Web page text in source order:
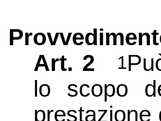
Art. 2
1
lo scopo
prestazione